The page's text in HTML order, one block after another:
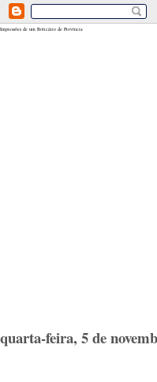
<$BlogRSDUrl$>
Impressões de um Boticário de Província
quarta-feira, 5 de